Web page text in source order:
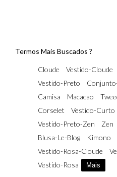
Termos Mais Buscados ?
Cloude Vestido-Cloude
Vestido-Preto
Camisa
Macacao
Corselet
Vestido-Curto
Vestido-Preto-Zen
Zen
Blusa-Le-Blog
Kimono
Vestido-Rosa-Cloude
Vestido-Rosa
Mais